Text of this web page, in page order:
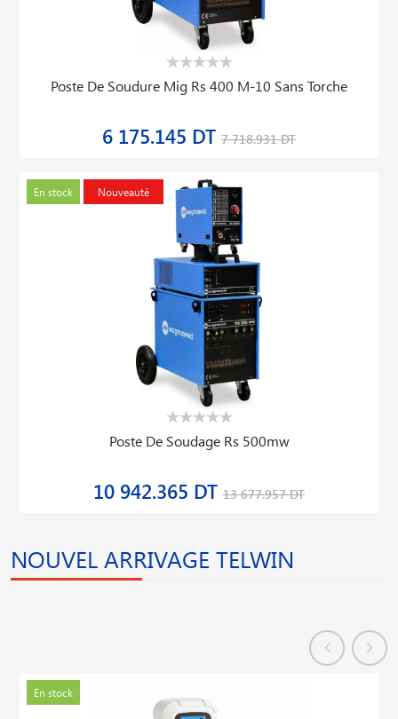
Poste De Soudure Mig Rs 400 M-10 Sans Torche
6 175.145 DT 7 718.931 DT
En stock Nouveauté
Poste De Soudage Rs 500mw
10 942.365 DT 13 677.957 DT
NOUVEL ARRIVAGE TELWIN
En stock